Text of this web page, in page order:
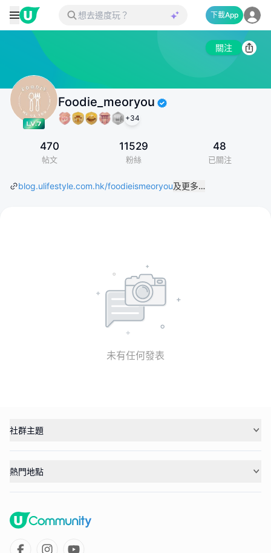
下載App
關注
Foodie_meoryou
+34
470
帖文
11529
粉絲
48
已關注
blog.ulifestyle.com.hk/foodieismeoryou及更多…
未有任何發表
社群主題
熱門地點